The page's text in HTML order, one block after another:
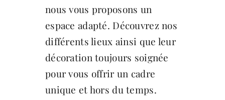
nous vous proposons un
espace adapté. Découvrez nos
différents lieux ainsi que leur
décoration toujours soignée
pour vous offrir un cadre
unique et hors du temps.